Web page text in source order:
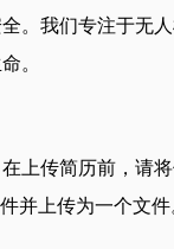
。我们专注于无
。
上传简历前，请
并上传为一个文件